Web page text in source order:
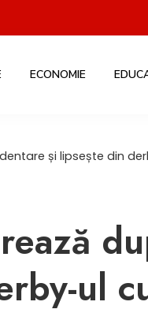
ECONOMIE
și lipsește din
ul